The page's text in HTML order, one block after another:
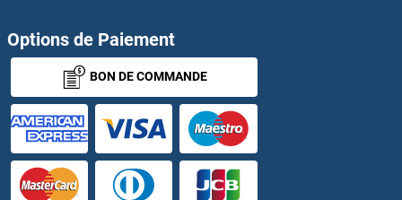
FABP2 Anticorps
FABP3 Anticorps
FABP5 Anticorps
FABP6 Anticorps
Options de Paiement
BON DE COMMANDE